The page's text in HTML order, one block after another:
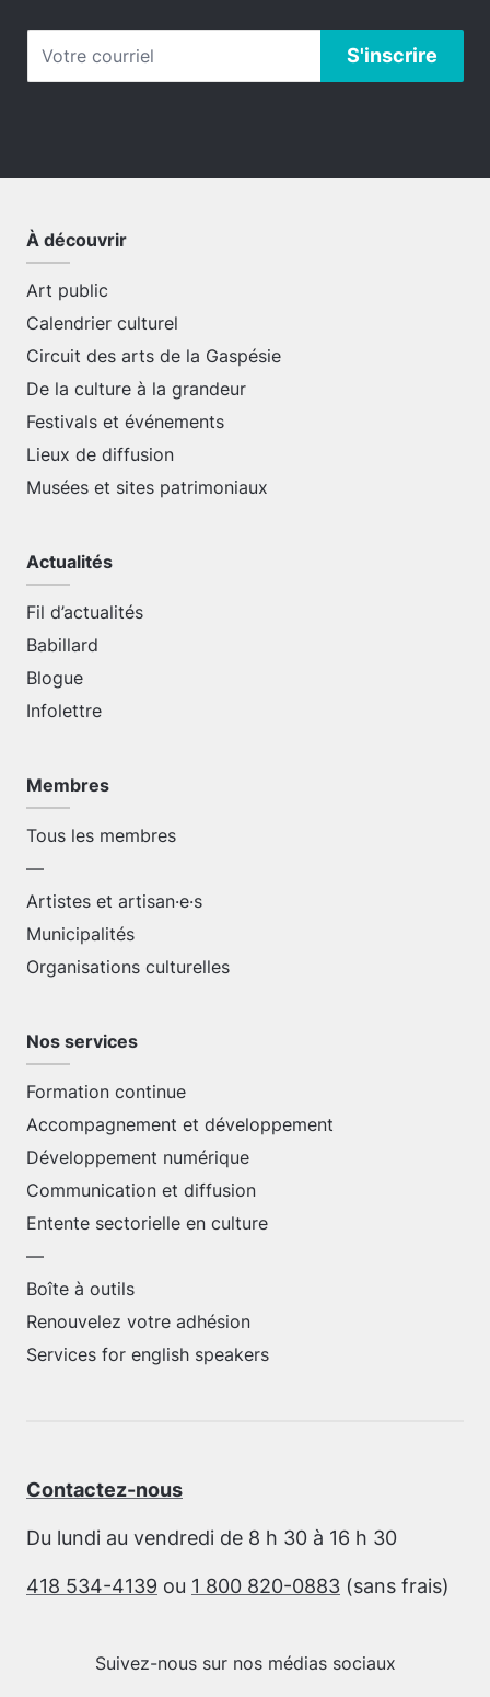
À découvrir
Art public
Calendrier culturel
Circuit des arts de la Gaspésie
De la culture à la grandeur
Festivals et événements
Lieux de diffusion
Musées et sites patrimoniaux
Actualités
Fil d’actualités
Babillard
Blogue
Infolettre
Membres
Tous les membres
—
Artistes et artisan·e·s
Municipalités
Organisations culturelles
Nos services
Formation continue
Accompagnement et développement
Développement numérique
Communication et diffusion
Entente sectorielle en culture
—
Boîte à outils
Renouvelez votre adhésion
Services for english speakers
Contactez-nous
Du lundi au vendredi de 8 h 30 à 16 h 30
418 534-4139 ou 1 800 820-0883 (sans frais)
Suivez-nous sur nos médias sociaux